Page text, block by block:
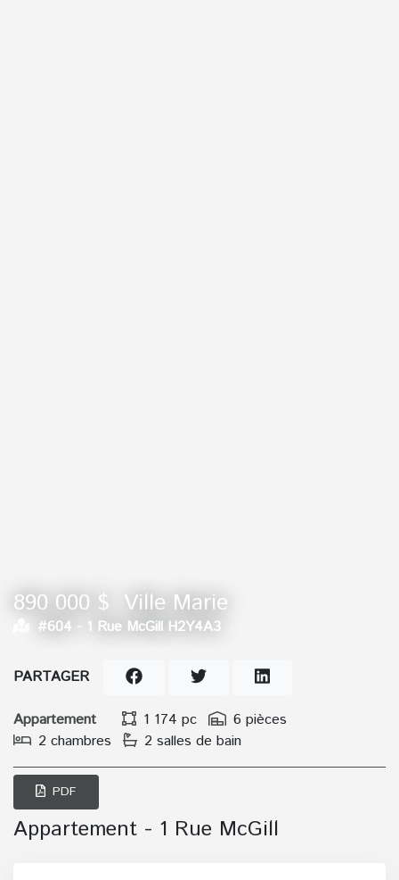
890 000 $ Ville Marie
#604 - 1 Rue McGill H2Y4A3
Appartement 1 174 pc
6 pièces
2 chambres
2 salles de bain
PARTAGER
PDF
Appartement - 1 Rue McGill